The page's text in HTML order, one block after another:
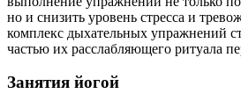
но и снизить уровень стресса и
комплекс дыхательных упражнений
частью их расслабляющего ритуала
Занятия йогой